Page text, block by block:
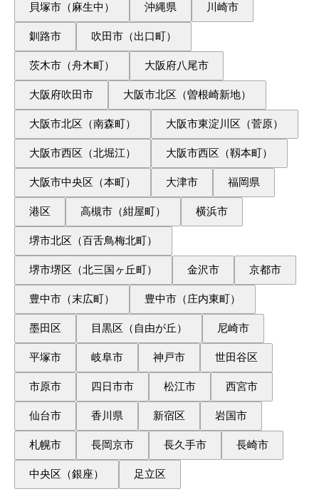
貝塚市（麻生中） 沖縄県 川崎市
釧路市 吹田市（出口町）
茨木市（舟木町） 大阪府八尾市
大阪府吹田市 大阪市北区（曽根崎新地）
大阪市北区（南森町） 大阪市東淀川区（菅原）
大阪市西区（北堀江） 大阪市西区（靱本町）
大阪市中央区（本町） 大津市 福岡県
港区 高槻市（紺屋町） 横浜市
堺市北区（百舌鳥梅北町）
堺市堺区（北三国ヶ丘町） 金沢市 京都市
豊中市（末広町） 豊中市（庄内東町）
墨田区 目黒区（自由が丘） 尼崎市
平塚市 岐阜市 神戸市 世田谷区
市原市 四日市市 松江市 西宮市
仙台市 香川県 新宿区 岩国市
札幌市 長岡京市 長久手市 長崎市
中央区（銀座） 足立区